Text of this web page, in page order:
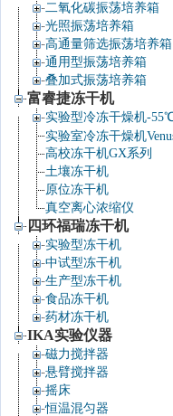
二氧化碳振荡培养箱
光照振荡培养箱
高通量筛选振荡培养箱
通用型振荡培养箱
叠加式振荡培养箱
富睿捷冻干机
实验型冷冻干燥机-55℃
实验室冷冻干燥机
高校冻干机GX系列
土壤冻干机
原位冻干机
真空离心浓缩仪
四环福瑞冻干机
实验型冻干机
中试型冻干机
生产型冻干机
食品冻干机
药材冻干机
IKA实验仪器
磁力搅拌器
悬臂搅拌器
摇床
恒温混匀器